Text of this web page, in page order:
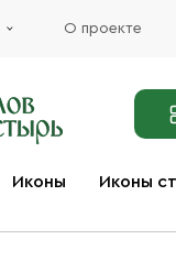
О проекте
Иконы Иконы